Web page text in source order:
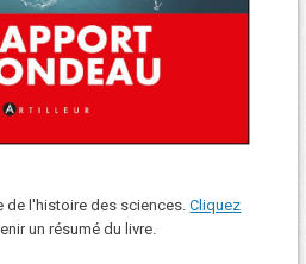
de l'histoire des sciences.Cliquez
un résumé du livre.